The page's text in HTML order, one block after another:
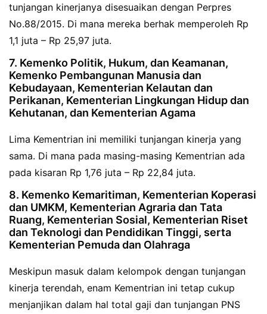
tunjangan kinerjanya disesuaikan dengan Perpres
No.88/2015. Di mana mereka berhak memperoleh Rp
1,1 juta – Rp 25,97 juta.
7. Kemenko Politik, Hukum, dan Keamanan,
Kemenko Pembangunan Manusia dan
Kebudayaan, Kementerian Kelautan dan
Perikanan, Kementerian Lingkungan Hidup dan
Kehutanan, dan Kementerian Agama
Lima Kementrian ini memiliki tunjangan kinerja yang
sama. Di mana pada masing-masing Kementrian ada
pada kisaran Rp 1,76 juta – Rp 22,84 juta.
8. Kemenko Kemaritiman, Kementerian Koperasi
dan UMKM, Kementerian Agraria dan Tata
Ruang, Kementerian Sosial, Kementerian Riset
dan Teknologi dan Pendidikan Tinggi, serta
Kementerian Pemuda dan Olahraga
Meskipun masuk dalam kelompok dengan tunjangan
kinerja terendah, enam Kementrian ini tetap cukup
menjanjikan dalam hal total gaji dan tunjangan PNS